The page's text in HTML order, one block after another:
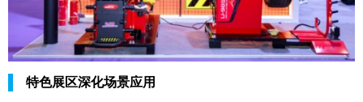
特色展区深化场景应用